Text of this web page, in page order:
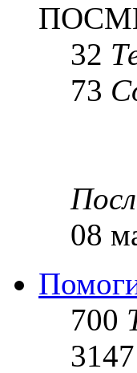
32
73
08
700
3147